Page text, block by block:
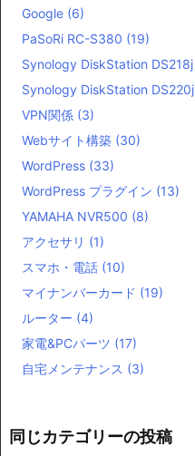
Google (6)
PaSoRi RC-S380 (19)
Synology DiskStation DS218j
Synology DiskStation DS220j
VPN関係 (3)
Webサイト構築 (30)
WordPress (33)
WordPress プラグイン (13)
YAMAHA NVR500 (8)
アクセサリ (1)
スマホ・電話 (10)
マイナンバーカード (19)
ルーター (4)
家電&PCパーツ (17)
自宅メンテナンス (3)
同じカテゴリーの投稿